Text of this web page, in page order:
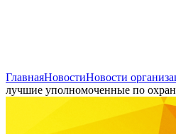
ГлавнаяНовостиНовости
лучшие уполномоченные по